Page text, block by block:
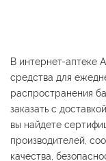
В интернет-аптеке
средства для
распространения
заказать с
вы найдете
производителей,
качества,